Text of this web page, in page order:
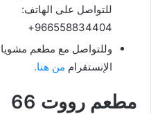
للتواصل على الهاتف:
966558834404+
وللتواصل مع مطعم
الإنستقرام من هنا.
مطعم رووت 66